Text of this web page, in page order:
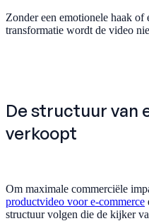
Zonder een emotionele haak of
transformatie wordt de video
De structuur van
verkoopt
Om maximale commerciële
productvideo voor e-commerce
structuur volgen die de kijker